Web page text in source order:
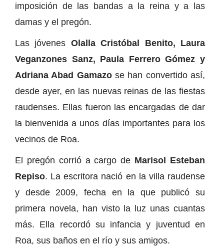
imposición de las bandas a la reina y a las
damas y el pregón.
Las jóvenes Olalla Cristóbal Benito, Laura
Veganzones Sanz, Paula Ferrero Gómez y
Adriana Abad Gamazose han convertido así,
desde ayer, en las nuevas reinas de las fiestas
raudenses. Ellas fueron las encargadas de dar
la bienvenida a unos días importantes para los
vecinos de Roa.
El pregón corrió a cargo de Marisol Esteban
Repiso. La escritora nació en la villa raudense
y desde 2009, fecha en la que publicó su
primera novela, han visto la luz unas cuantas
más. Ella recordó su infancia y juventud en
Roa, sus baños en el río y sus amigos.